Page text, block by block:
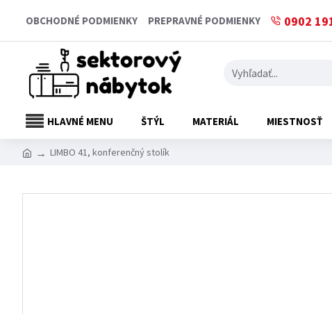
OBCHODNÉ PODMIENKY PREPRAVNÉ PODMIENKY 0902
HLAVNÉ MENU ŠTÝL MATERIÁL MIESTNOSŤ
LIMBO 41, konferenčný stolík